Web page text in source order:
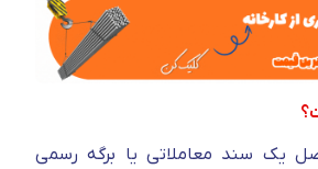
یک سند معاملاتی یا برگه رسمی